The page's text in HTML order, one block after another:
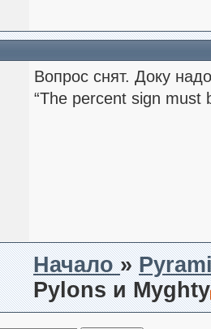
Вопрос снят. Доку
“The percent sign
Начало»
Pylons и Myghty